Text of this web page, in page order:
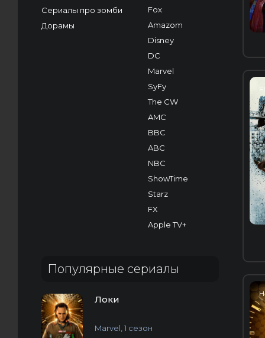
Сериалы про зомби
Дорамы
Fox
Amazom
Disney
DC
Marvel
SyFy
The CW
AMC
BBC
ABC
NBC
ShowTime
Starz
FX
Apple TV+
Популярные сериалы
Локи
Marvel, 1 сезон